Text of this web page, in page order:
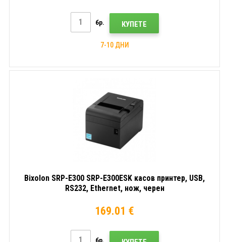
бр. КУПЕТЕ
7-10 ДНИ
Bixolon SRP-E300 SRP-E300ESK касов принтер, USB,
RS232, Ethernet, нож, черен
169.01 €
бр.